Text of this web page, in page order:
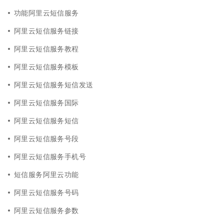
功能阿里云短信服务
阿里云短信服务链接
阿里云短信服务教程
阿里云短信服务模板
阿里云短信服务短信发送
阿里云短信服务国际
阿里云短信服务短信
阿里云短信服务号段
阿里云短信服务手机号
短信服务阿里云功能
阿里云短信服务号码
阿里云短信服务参数